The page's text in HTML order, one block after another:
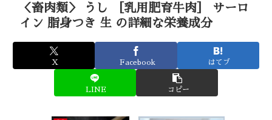
＜畜肉類＞ うし ［乳用肥育牛肉］ サーロ
イン 脂身つき 生 の詳細な栄養成分
X Facebook はてブ
LINE コピー